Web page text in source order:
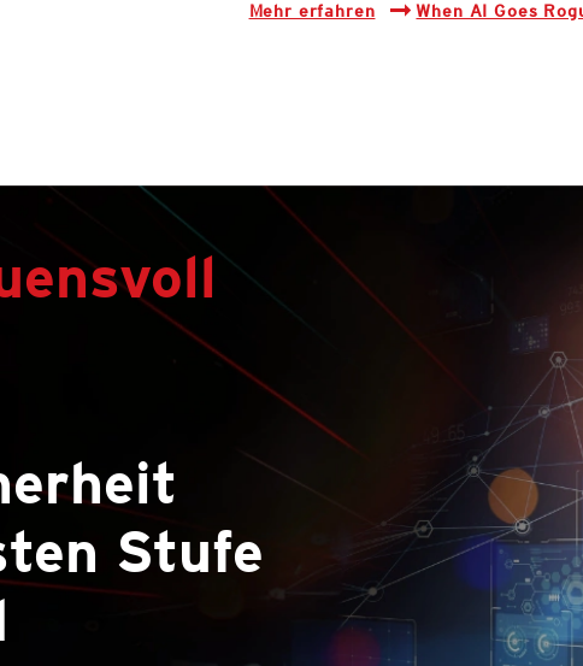
Mehr erfahren When AI Goes
Stufe